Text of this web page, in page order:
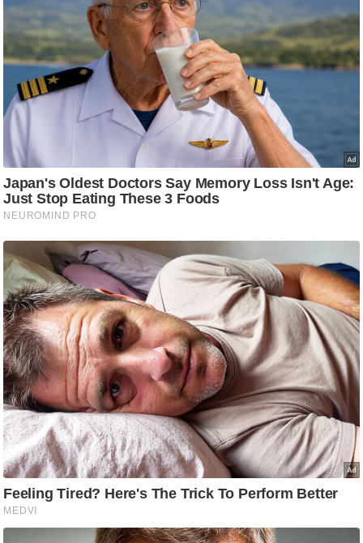
श्ले
ष
ण
स
म
सा
म
यि
क
मा
मि
स्तं
भ
ए
म
.
आ
र
.
आ
ई
.